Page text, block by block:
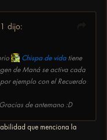
dijo:
Chispa de vida tiene
de Maná se activa cada
ejemplo con el Recuerdo
de antemano :D
que menciona la